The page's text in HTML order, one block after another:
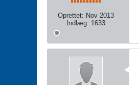
Oprettet: Nov 2013
Indlæg: 1633